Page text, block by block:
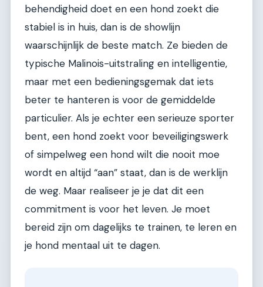
behendigheid doet en een hond zoekt die
stabiel is in huis, dan is de showlijn
waarschijnlijk de beste match. Ze bieden de
typische Malinois-uitstraling en intelligentie,
maar met een bedieningsgemak dat iets
beter te hanteren is voor de gemiddelde
particulier. Als je echter een serieuze sporter
bent, een hond zoekt voor beveiligingswerk
of simpelweg een hond wilt die nooit moe
wordt en altijd “aan” staat, dan is de werklijn
de weg. Maar realiseer je je dat dit een
commitment is voor het leven. Je moet
bereid zijn om dagelijks te trainen, te leren en
je hond mentaal uit te dagen.